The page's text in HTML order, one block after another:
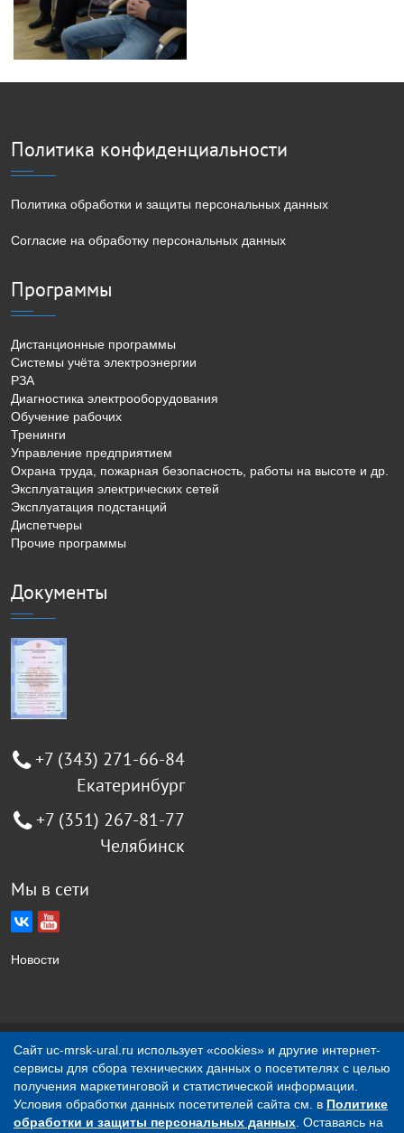
Политика конфиденциальности
Политика обработки и защиты персональных данных
Согласие на обработку персональных данных
Программы
Дистанционные программы
Системы учёта электроэнергии
РЗА
Диагностика электрооборудования
Обучение рабочих
Тренинги
Управление предприятием
Охрана труда, пожарная безопасность, работы на высоте и др.
Эксплуатация электрических сетей
Эксплуатация подстанций
Диспетчеры
Прочие программы
Документы
+7 (343) 271-66-84
Екатеринбург
+7 (351) 267-81-77
Челябинск
Мы в сети
Новости
Создание сайта Jellyweb
О компании Контакты
Сайт uc-mrsk-ural.ru использует «cookies» и другие интернет-
сервисы для сбора технических данных о посетителях с целью
получения маркетинговой и статистической информации.
Условия обработки данных посетителей сайта см. в Политике
обработки и защиты персональных данных . Оставаясь на